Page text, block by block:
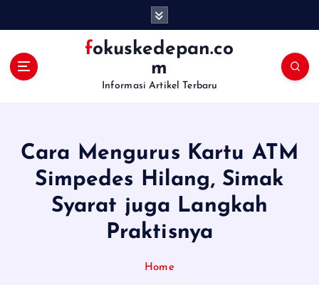
fokuskedepan.co
m
Informasi Artikel Terbaru
Cara Mengurus Kartu ATM
Simpedes Hilang, Simak
Syarat juga Langkah
Praktisnya
Home